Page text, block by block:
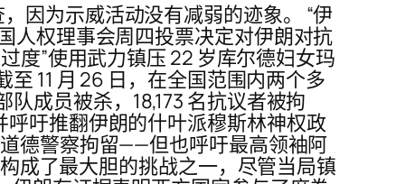
因为示威活动没有减弱的迹象。 “伊
人权理事会周四投票决定对伊朗对抗
度”使用武力镇压 22 岁库尔德妇女玛
11 月 26 日，在全国范围内两个多
成员被杀，18,173 名抗议者被拘
吁推翻伊朗的什叶派穆斯林神权政
德警察拘留——但也呼吁最高领袖阿
成了最大胆的挑战之一，尽管当局镇